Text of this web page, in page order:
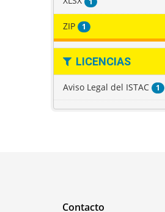
ZIP 1
LICENCIAS
Aviso Legal del ISTAC 1
Contacto